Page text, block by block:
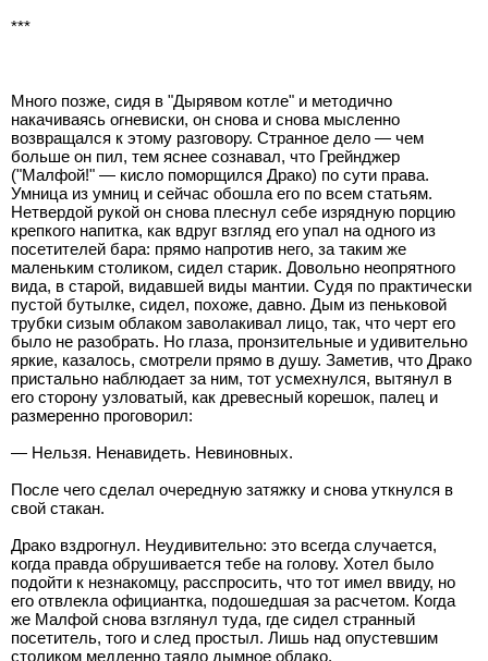
***
Много позже, сидя в "Дырявом котле" и методично
накачиваясь огневиски, он снова и снова мысленно
возвращался к этому разговору. Странное дело — чем
больше он пил, тем яснее сознавал, что Грейнджер
("Малфой!" — кисло поморщился Драко) по сути права.
Умница из умниц и сейчас обошла его по всем статьям.
Нетвердой рукой он снова плеснул себе изрядную порцию
крепкого напитка, как вдруг взгляд его упал на одного из
посетителей бара: прямо напротив него, за таким же
маленьким столиком, сидел старик. Довольно неопрятного
вида, в старой, видавшей виды мантии. Судя по практически
пустой бутылке, сидел, похоже, давно. Дым из пеньковой
трубки сизым облаком заволакивал лицо, так, что черт его
было не разобрать. Но глаза, пронзительные и удивительно
яркие, казалось, смотрели прямо в душу. Заметив, что Драко
пристально наблюдает за ним, тот усмехнулся, вытянул в
его сторону узловатый, как древесный корешок, палец и
размеренно проговорил:
— Нельзя. Ненавидеть. Невиновных.
После чего сделал очередную затяжку и снова уткнулся в
свой стакан.
Драко вздрогнул. Неудивительно: это всегда случается,
когда правда обрушивается тебе на голову. Хотел было
подойти к незнакомцу, расспросить, что тот имел ввиду, но
его отвлекла официантка, подошедшая за расчетом. Когда
же Малфой снова взглянул туда, где сидел странный
посетитель, того и след простыл. Лишь над опустевшим
столиком медленно таяло дымное облако.